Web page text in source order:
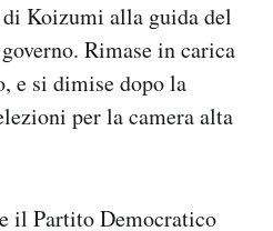
Koizumi alla guida del
Rimase in carica
e si dimise dopo la
per la camera alta
il Partito Democratico